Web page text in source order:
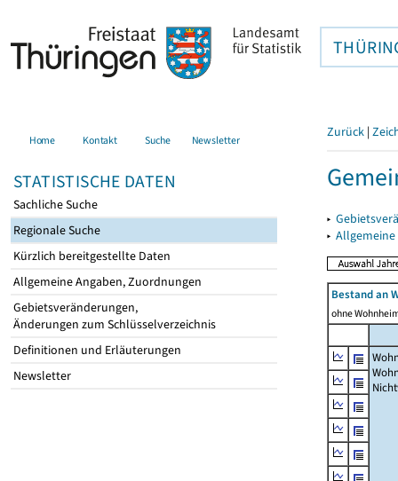
Home Kontakt Suche Newsletter
STATISTISCHE DATEN
Sachliche Suche
Regionale Suche
Kürzlich bereitgestellte Daten
Allgemeine Angaben, Zuordnungen
Gebietsveränderungen,
Änderungen zum Schlüsselverzeichnis
Definitionen und Erläuterungen
Newsletter
Zurück |
▸
▸
Bestand an
ohne